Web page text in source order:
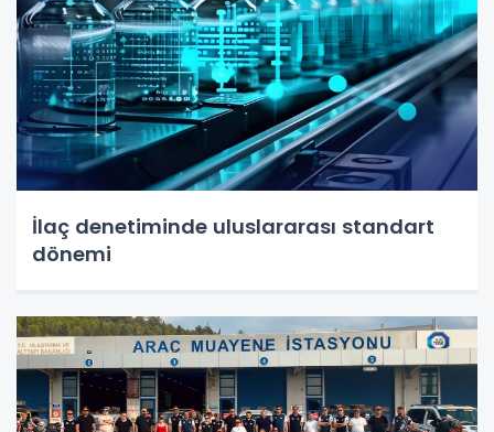
İlaç denetiminde uluslararası standart
dönemi